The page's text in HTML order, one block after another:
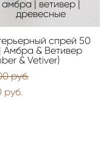
амбра | ветивер |
древесные
спрей 50
Амбра & Ветивер
& Vetiver)
pуб.
pуб.